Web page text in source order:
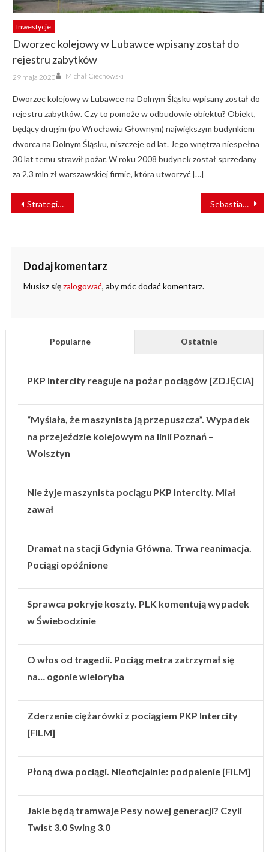
Inwestycje
Dworzec kolejowy w Lubawce wpisany został do
rejestru zabytków
Posted
on
29 maja 2020 Author
Michał Ciechowski
Dworzec kolejowy w Lubawce na Dolnym Śląsku wpisany został do
rejestru zabytków. Czy to pomoże w odbudowie obiektu? Obiekt,
będący drugim (po Wrocławiu Głownym) największym budynkiem
dworca na Dolnym Śląsku, niszczeje od lat. Jego wnętrza niespełna
30 lat temu strawił pożar. W roku 2008 budynek został sprzedany
za 2,3 mln zł warszawskiej firmie, która utworzyć […]
NAWIGACJA
WPISU
Strategiczne spojrzenie na efektywność eksploatacyjną sieci kolejowej PLK SA Sebastian Wiśniewski: Kierowanie tramwajem może stać się prawdziwą pasją [WYWIAD]
Dodaj komentarz
Musisz sięzalogować, aby móc dodać komentarz.
Popularne Ostatnie
PKP Intercity reaguje na pożar pociągów [ZDJĘCIA]
“Myślała, że maszynista ją przepuszcza”. Wypadek
na przejeździe kolejowym na linii Poznań –
Wolsztyn
Nie żyje maszynista pociągu PKP Intercity. Miał
zawał
Dramat na stacji Gdynia Główna. Trwa reanimacja.
Pociągi opóźnione
Sprawca pokryje koszty. PLK komentują wypadek
w Świebodzinie
O włos od tragedii. Pociąg metra zatrzymał się
na… ogonie wieloryba
Zderzenie ciężarówki z pociągiem PKP Intercity
[FILM]
Płoną dwa pociągi. Nieoficjalnie: podpalenie [FILM]
Jakie będą tramwaje Pesy nowej generacji? Czyli
Twist 3.0 Swing 3.0